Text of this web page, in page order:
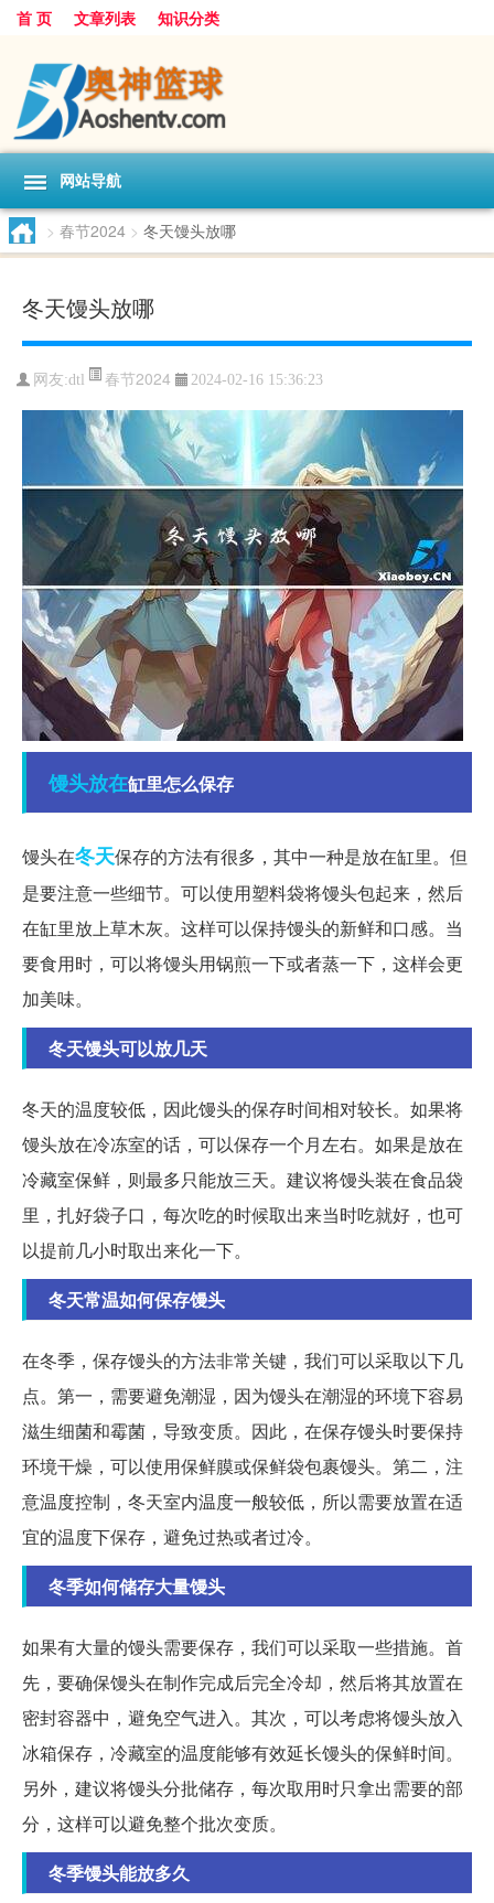
首 页 文章列表 知识分类
网站导航
> 春节2024 > 冬天馒头放哪
冬天馒头放哪
网友:dtl 春节2024 2024-02-16 15:36:23
馒头放在缸里怎么保存
馒头在冬天保存的方法有很多，其中一种是放在缸里。但
是要注意一些细节。可以使用塑料袋将馒头包起来，然后
在缸里放上草木灰。这样可以保持馒头的新鲜和口感。当
要食用时，可以将馒头用锅煎一下或者蒸一下，这样会更
加美味。
冬天馒头可以放几天
冬天的温度较低，因此馒头的保存时间相对较长。如果将
馒头放在冷冻室的话，可以保存一个月左右。如果是放在
冷藏室保鲜，则最多只能放三天。建议将馒头装在食品袋
里，扎好袋子口，每次吃的时候取出来当时吃就好，也可
以提前几小时取出来化一下。
冬天常温如何保存馒头
在冬季，保存馒头的方法非常关键，我们可以采取以下几
点。第一，需要避免潮湿，因为馒头在潮湿的环境下容易
滋生细菌和霉菌，导致变质。因此，在保存馒头时要保持
环境干燥，可以使用保鲜膜或保鲜袋包裹馒头。第二，注
意温度控制，冬天室内温度一般较低，所以需要放置在适
宜的温度下保存，避免过热或者过冷。
冬季如何储存大量馒头
如果有大量的馒头需要保存，我们可以采取一些措施。首
先，要确保馒头在制作完成后完全冷却，然后将其放置在
密封容器中，避免空气进入。其次，可以考虑将馒头放入
冰箱保存，冷藏室的温度能够有效延长馒头的保鲜时间。
另外，建议将馒头分批储存，每次取用时只拿出需要的部
分，这样可以避免整个批次变质。
冬季馒头能放多久